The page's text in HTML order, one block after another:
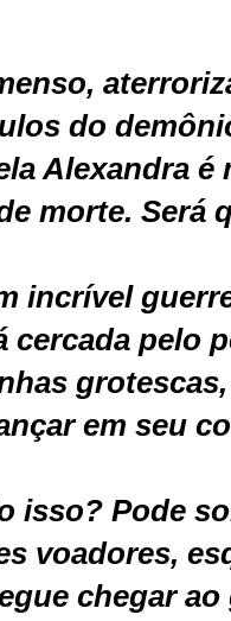
do
Alexandra
morte. Será
incrível
cercada pelo
em seu
isso? Pode
voadores,
chegar